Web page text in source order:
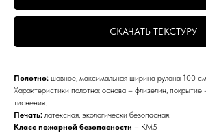
СКАЧАТЬ ТЕКСТУРУ
Полотно: шовное, максимальная ширина рулона 100
Характеристики полотна: основа – флизелин, покрытие
тиснения.
Печать: латексная, экологически безопасная.
Класс пожарной безопасности – КМ5
СРОКИ
Производство обоев — 2−3 рабочих
и согласования макета по размерам.